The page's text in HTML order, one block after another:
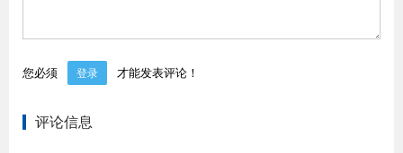
您必须 登录 才能发表评论！
评论信息